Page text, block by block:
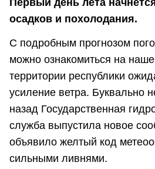
осадков и похолодания.
С подробным прогнозом
можно ознакомиться на
территории республики
усиление ветра. Буквально
назад Государственная
служба выпустила новое
объявило желтый код
сильными ливнями.